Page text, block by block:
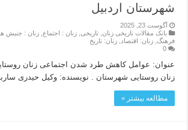
شهرستان اردبیل
آگوست 23, 2025
بانک مقالات تاریخی زنان ,تاریخی ,زنان : اجتماع ,زنان : جنبش ها
فرهنگ ,زنان: اقتصاد ,زنان: تاریخ
0
عنوان: عوامل کاهش طرد شدن اجتماعی زنان
زنان روستایی شهرستان . نویسنده: وکیل حیدری
مطالعه بیشتر »